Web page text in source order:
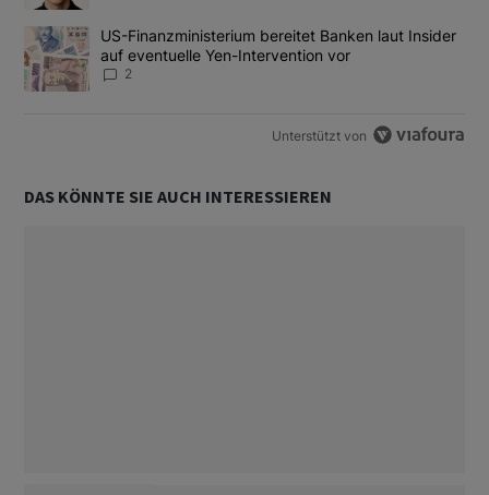
Ein Trendartikel mit dem Titel "US-Finanzministerium bereitet
US-Finanzministerium bereitet Banken laut Insider
auf eventuelle Yen-Intervention vor
2
Unterstützt von
DAS KÖNNTE SIE AUCH INTERESSIEREN